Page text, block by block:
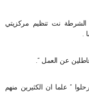
نت تنظيم مركزيتي
.
عن العمل “.
” علما ان الكثيرين منهم